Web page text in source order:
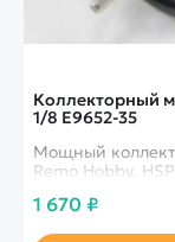
Коллекторный
1/8 E9652-35
Мощный
Remo Hobby,
1 670 ₽